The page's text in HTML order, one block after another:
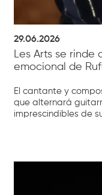
29.06.2026
Les Arts se
emocional de
El cantante y
que alternará
imprescindibles de